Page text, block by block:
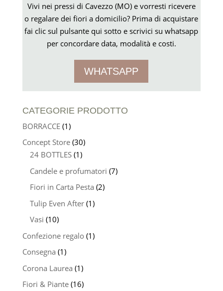
Vivi nei pressi di Cavezzo (MO) e vorresti ricevere
o regalare dei fiori a domicilio? Prima di acquistare
fai clic sul pulsante qui sotto e scrivici su whatsapp
per concordare data, modalità e costi.
WHATSAPP
CATEGORIE PRODOTTO
BORRACCE (1)
Concept Store (30)
24 BOTTLES (1)
Candele e profumatori (7)
Fiori in Carta Pesta (2)
Tulip Even After (1)
Vasi (10)
Confezione regalo (1)
Consegna (1)
Corona Laurea (1)
Fiori & Piante (16)